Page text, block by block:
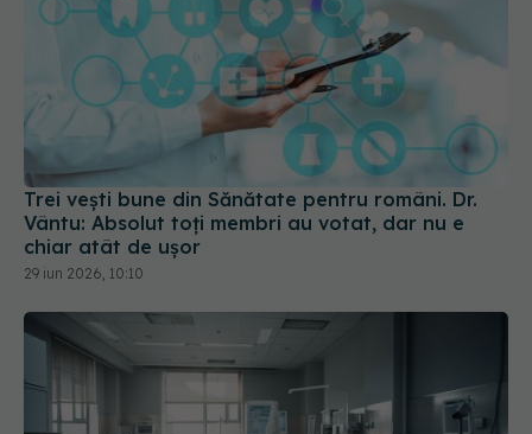
Trei vești bune din Sănătate pentru români. Dr.
Vântu: Absolut toți membri au votat, dar nu e
chiar atât de ușor
29 iun 2026, 10:10